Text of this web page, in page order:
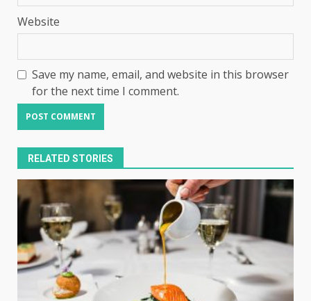
Website
Save my name, email, and website in this browser
for the next time I comment.
RELATED STORIES